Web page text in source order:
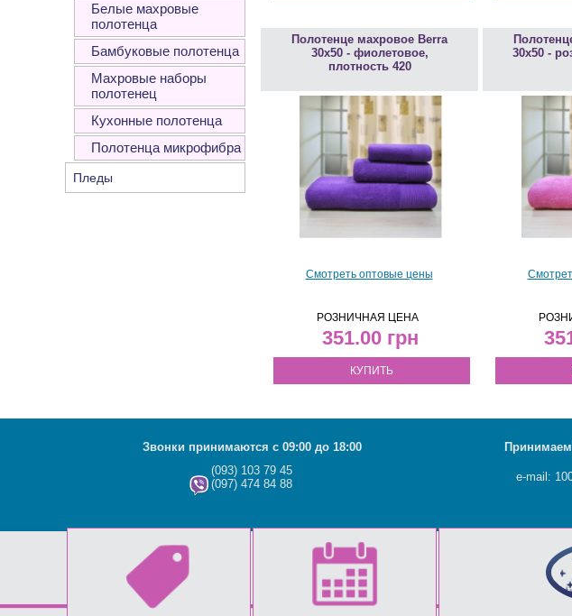
Белые махровые
полотенца
Бамбуковые полотенца
Махровые наборы
полотенец
Кухонные полотенца
Полотенца микрофибра
Пледы
Полотенце махровое Berra
30х50 - фиолетовое,
плотность 420
Смотреть оптовые цены
РОЗНИЧНАЯ ЦЕНА
351.00
КУПИТЬ
30х50 -
Звонки принимаются с 09:00 до 18:00
(093) 103 79 45
(097) 474 84 88
e-mail: